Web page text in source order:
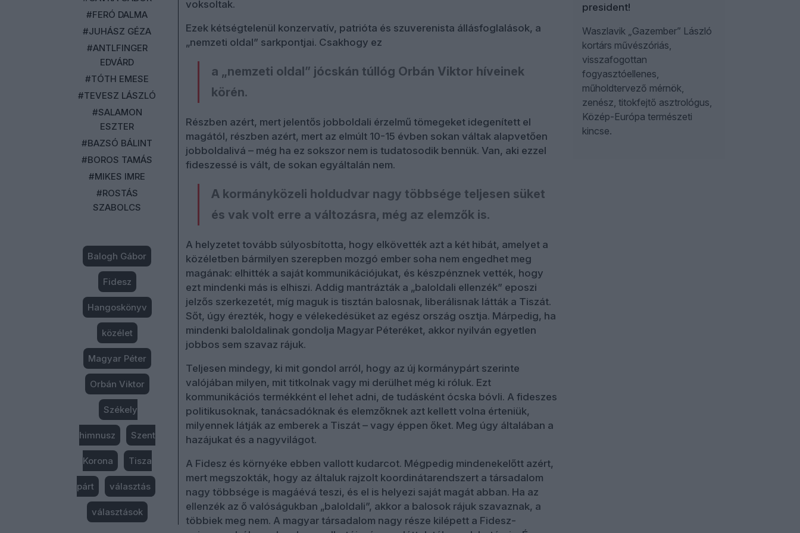
voksoltak.
Ezek kétségtelenül konzervatív, patrióta és szuverenista állásfoglalások, a
„nemzeti oldal” sarkpontjai. Csakhogy ez
a „nemzeti oldal” jócskán túllóg Orbán Viktor híveinek
körén.
Részben azért, mert jelentős jobboldali érzelmű tömegeket idegenített el
magától, részben azért, mert az elmúlt 10-15 évben sokan váltak alapvetően
jobboldalivá – még ha ez sokszor nem is tudatosodik bennük. Van, aki ezzel
fideszessé is vált, de sokan egyáltalán nem.
A kormányközeli holdudvar nagy többsége teljesen süket
és vak volt erre a változásra, még az elemzők is.
A helyzetet tovább súlyosbította, hogy elkövették azt a két hibát, amelyet a
közéletben bármilyen szerepben mozgó ember soha nem engedhet meg
magának: elhitték a saját kommunikációjukat, és készpénznek vették, hogy
ezt mindenki más is elhiszi. Addig mantrázták a „baloldali ellenzék” eposzi
jelzős szerkezetét, míg maguk is tisztán balosnak, liberálisnak látták a Tiszát.
Sőt, úgy érezték, hogy e vélekedésüket az egész ország osztja. Márpedig, ha
mindenki baloldalinak gondolja Magyar Péteréket, akkor nyilván egyetlen
jobbos sem szavaz rájuk.
Teljesen mindegy, ki mit gondol arról, hogy az új kormánypárt szerinte
valójában milyen, mit titkolnak vagy mi derülhet még ki róluk. Ezt
kommunikációs termékként el lehet adni, de tudásként ócska bóvli. A fideszes
politikusoknak, tanácsadóknak és elemzőknek azt kellett volna érteniük,
milyennek látják az emberek a Tiszát – vagy éppen őket. Meg úgy általában a
hazájukat és a nagyvilágot.
A Fidesz és környéke ebben vallott kudarcot. Mégpedig mindenekelőtt azért,
mert megszokták, hogy az általuk rajzolt koordinátarendszert a társadalom
nagy többsége is magáévá teszi, és el is helyezi saját magát abban. Ha az
ellenzék az ő valóságukban „baloldali”, akkor a balosok rájuk szavaznak, a
többiek meg nem. A magyar társadalom nagy része kilépett a Fidesz-
#FERÓ DALMA
#JUHÁSZ GÉZA
#ANTLFINGER
EDVÁRD
#TÓTH EMESE
#TEVESZ LÁSZLÓ
#SALAMON
ESZTER
#BAZSÓ BÁLINT
#BOROS TAMÁS
#MIKES IMRE
#ROSTÁS
SZABOLCS
Balogh Gábor
Fidesz
Hangoskönyv
közélet
Magyar Péter
Orbán Viktor
Székely
himnusz Szent
Korona Tisza
párt választás
választások
president!
Waszlavik „Gazember” László
kortárs művészóriás,
visszafogottan
fogyasztóellenes,
műholdtervező mérnök,
zenész, titokfejtő asztrológus,
Közép-Európa természeti
kincse.